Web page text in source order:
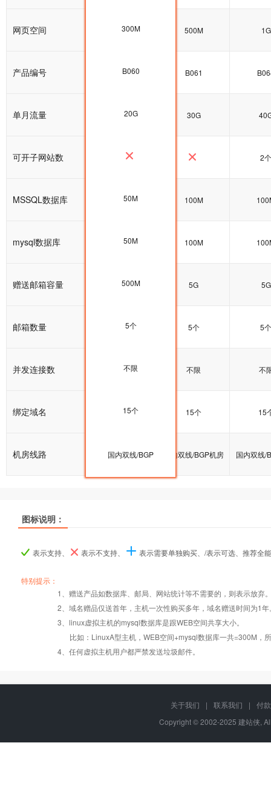
网页空间 600M 500M 1G
产品编号 B060 B061
单月流量 20G 30G
可开子网站数 2个
MSSQL数据库 100M 100M
mysql数据库 100M 100M
赠送邮箱容量 5G 5G 5G
邮箱数量 5个 5个 5个
并发连接数 不限 不限 不
绑定域名 15个 15个 15
机房线路 国内双线/BGP机房 国内双线/BGP机房 国内双线/
300M
B060
20G
50M
50M
500M
5个
不限
15个
国内双线/BGP
产品名称
Windows2008/
Linux
Windows2008/
Linux
产品名称
错误页面定义
产品名称
数据定期备份
数据自助恢复
图标说明：
表示支持、 表示不支持、 表示需要单独购买、/表示可选、推荐全
特别提示：
1、赠送产品如数据库、邮局、网站统计等不需要的，则表示放弃
2、域名赠品仅送首年，主机一次性购买多年，域名赠送时间为1年
3、linux虚拟主机的mysql数据库是跟WEB空间共享大小。
比如：LinuxA型主机，WEB空间+mysql数据库一共=300M，
4、任何虚拟主机用户都严禁发送垃圾邮件。
关于我们 | 联系我们 |
付
Copyright © 2002-2025 建站侠,